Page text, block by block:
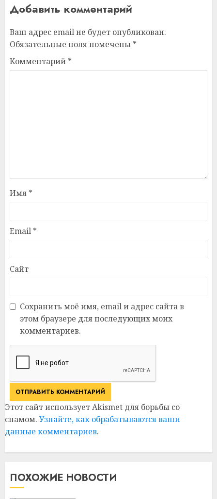
Добавить комментарий
Ваш адрес email не будет опубликован.
Обязательные поля помечены *
Комментарий *
Имя *
Email *
Сайт
Сохранить моё имя, email и адрес сайта в
этом браузере для последующих моих
комментариев.
Этот сайт использует Akismet для борьбы со
спамом. Узнайте, как обрабатываются ваши
данные комментариев.
ПОХОЖИЕ НОВОСТИ